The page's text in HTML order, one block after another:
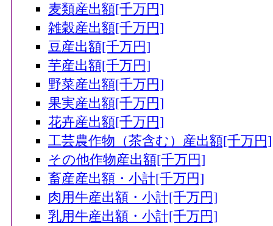
麦類産出額[千万円]
雑穀産出額[千万円]
豆産出額[千万円]
芋産出額[千万円]
野菜産出額[千万円]
果実産出額[千万円]
花卉産出額[千万円]
工芸農作物（茶含む）産出額[千万円]
その他作物産出額[千万円]
畜産産出額・小計[千万円]
肉用牛産出額・小計[千万円]
乳用牛産出額・小計[千万円]